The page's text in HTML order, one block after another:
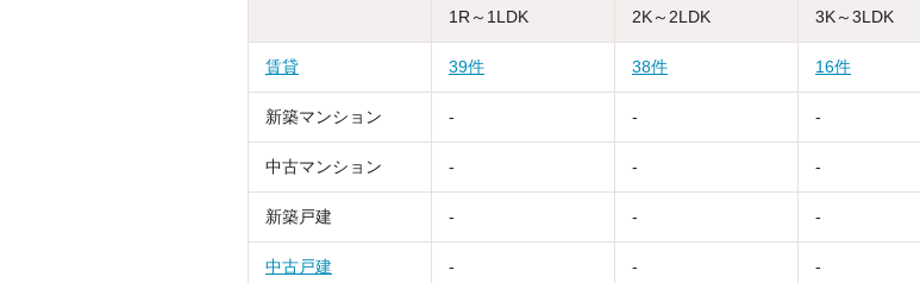
1R～1LDK 2K～2LDK 3K～3LDK
賃貸 39件 38件 16件
新築マンション - - -
中古マンション - - -
新築戸建 - - -
中古戸建 - - -